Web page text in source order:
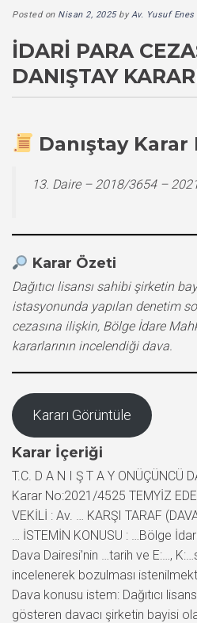
Posted on Nisan 2, 2025byAv. Yusuf Enes
İDARI PARA
DANIŞTAY
Danıştay Karar
13. Daire – 2018/3654 –
Karar Özeti
Dağıtıcı lisansı sahibi şirketin
istasyonunda yapılan denetim
cezasına ilişkin, Bölge İdare
kararlarının incelendiği dava.
Kararı Görüntüle
Karar İçeriği
T.C. D A N I Ş T A Y ONÜÇÜNCÜ
Karar No:2021/4525 TEMYİZ
VEKİLİ : Av. … KARŞI TARAF
… İSTEMİN KONUSU : …Bölge
Dava Dairesi’nin …tarih ve E:…,
incelenerek bozulması
Dava konusu istem: Dağıtıcı
gösteren davacı şirketin bayisi